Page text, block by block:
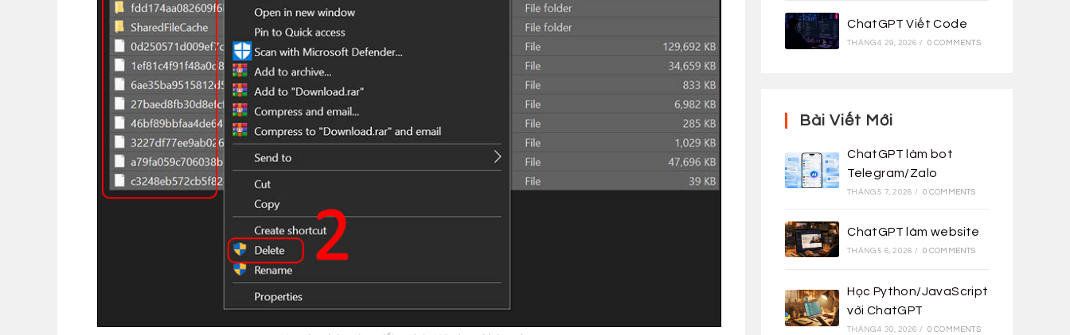
ChatGPT Viết Code
THÁNG 4 29, 2026 / 0 COMMENTS
Bài Viết Mới
ChatGPT làm bot
Telegram/Zalo
THÁNG 5 7, 2026 / 0 COMMENTS
ChatGPT làm website
THÁNG 5 6, 2026 / 0 COMMENTS
Học Python/JavaScript
với ChatGPT
THÁNG 4 30, 2026 / 0 COMMENTS